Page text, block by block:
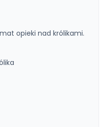
opieki nad królikami.